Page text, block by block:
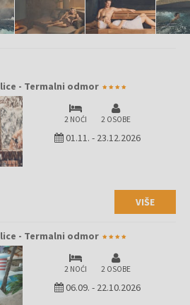
- Termalni odmor
2 NOĆI 2 OSOBE
01.11. - 23.12.2026
VIŠE
- Termalni odmor
2 NOĆI 2 OSOBE
06.09. - 22.10.2026